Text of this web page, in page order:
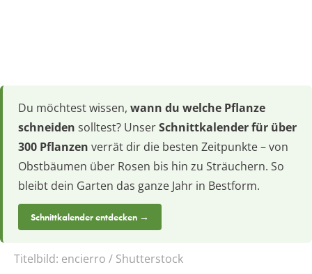
Du möchtest wissen, wann du welche Pflanze
schneiden solltest? UnserSchnittkalender für über
300 Pflanzen verrät dir die besten Zeitpunkte – von
Obstbäumen über Rosen bis hin zu Sträuchern. So
bleibt dein Garten das ganze Jahr in Bestform.
Schnittkalender entdecken →
Titelbild: encierro / Shutterstock